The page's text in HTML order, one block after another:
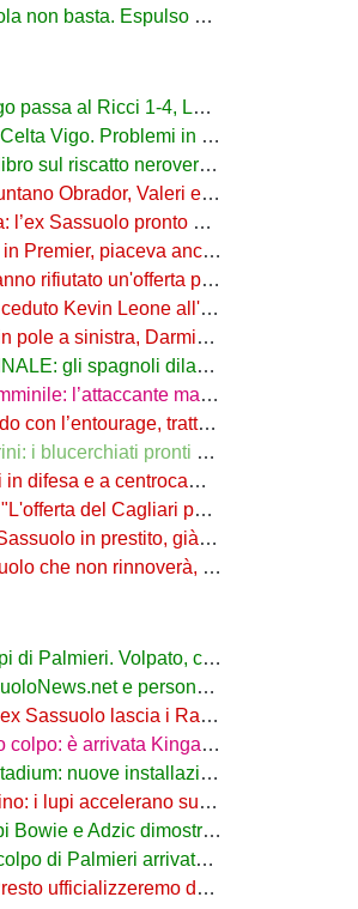
basta. Espulso Laurienté
1-4, Laurienté espulso
in difesa, lì non sto allenando"
su Amazon e in libreria
Valeri e Darmian per la difesa
pronto a scendere in Serie D
piaceva anche al Sassuolo
un'offerta per Pinamonti
all'Arezzo: il comunicato
Darmian soluzione a destra
spagnoli dilagano nel finale
a parametro zero dal PSG
trattativa con il Sassuolo in corso
a riprovarci a fine calciomercato
Occhio alle uscite
per Adzic era più alta"
già in campo a Rigutino
rinnoverà, viola in agguato
Volpato, caso rientrato
e personalizza le tue notizie
e riparte dall’Arabia Saudita
è arrivata Kinga Wyrwas!
installazioni all’esterno
sul mercato dal Sassuolo
Adzic dimostrano il perché
dalla Juve. Ruolo e Fantacalcio
due arrivi dai neroverdi"